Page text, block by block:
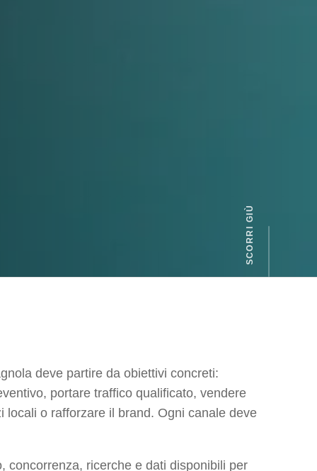
deve partire da obiettivi concreti:
portare traffico qualificato, vendere
locali o rafforzare il brand. Ogni canale deve
concorrenza, ricerche e dati disponibili per